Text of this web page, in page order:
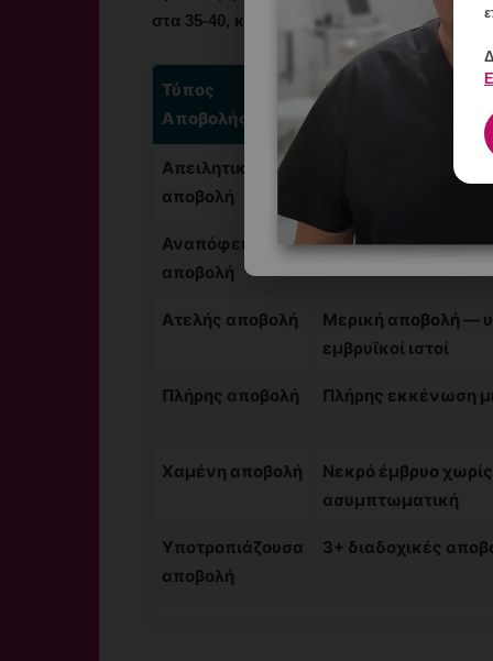
στα 35-40, και άνω του 50% μετά τα 42.
Τύπος
Αποβολής
Απειλητική
αποβολή
Αιμορραγία, αλλά
Αναπόφευκτη
αποβολή
Αιμορραγία με
Ατελής αποβολή
Μερική αποβολή —
εμβρυϊκοί ιστοί
Πλήρης αποβολή Πλήρης εκκένωση
Χαμένη αποβολή
Νεκρό έμβρυο
ασυμπτωματική
Υποτροπιάζουσα
αποβολή
3+ διαδοχικές